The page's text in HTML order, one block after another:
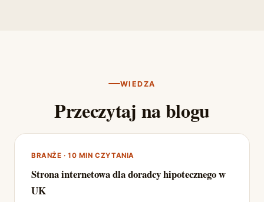
WIEDZA
Przeczytaj na blogu
BRANŻE · 10 MIN CZYTANIA
Strona internetowa dla doradcy hipotecznego w
UK